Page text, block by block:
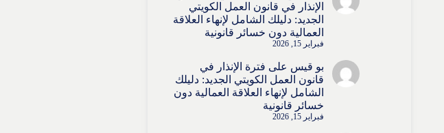
الإنذار في قانون العمل الكويتي
الجديد: دليلك الشامل لإنهاء العلاقة
العمالية دون خسائر قانونية
فبراير 15, 2026
بو قيس على فترة الإنذار في
قانون العمل الكويتي الجديد: دليلك
الشامل لإنهاء العلاقة العمالية دون
خسائر قانونية
فبراير 15, 2026